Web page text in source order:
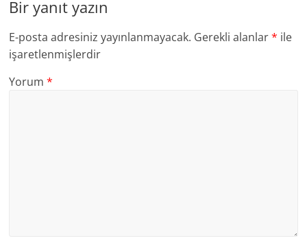
Bir yanıt yazın
E-posta adresiniz yayınlanmayacak. Gerekli alanlar* ile
işaretlenmişlerdir
Yorum*